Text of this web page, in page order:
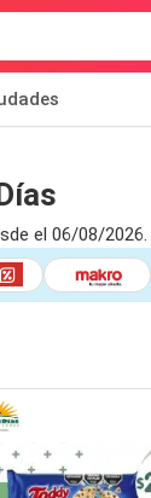
el 06/08/2026.